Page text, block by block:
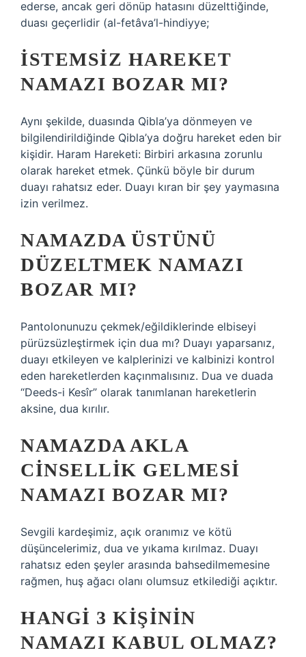
ederse, ancak geri dönüp hatasını düzelttiğinde,
duası geçerlidir (al-fetâva’l-hindiyye;
İSTEMSIZ HAREKET
NAMAZI BOZAR MI?
Aynı şekilde, duasında Qibla’ya dönmeyen ve
bilgilendirildiğinde Qibla’ya doğru hareket eden bir
kişidir. Haram Hareketi: Birbiri arkasına zorunlu
olarak hareket etmek. Çünkü böyle bir durum
duayı rahatsız eder. Duayı kıran bir şey yaymasına
izin verilmez.
NAMAZDA ÜSTÜNÜ
DÜZELTMEK NAMAZI
BOZAR MI?
Pantolonunuzu çekmek/eğildiklerinde elbiseyi
pürüzsüzleştirmek için dua mı? Duayı yaparsanız,
duayı etkileyen ve kalplerinizi ve kalbinizi kontrol
eden hareketlerden kaçınmalısınız. Dua ve duada
“Deeds-i Kesîr” olarak tanımlanan hareketlerin
aksine, dua kırılır.
NAMAZDA AKLA
CINSELLIK GELMESI
NAMAZI BOZAR MI?
Sevgili kardeşimiz, açık oranımız ve kötü
düşüncelerimiz, dua ve yıkama kırılmaz. Duayı
rahatsız eden şeyler arasında bahsedilmemesine
rağmen, huş ağacı olanı olumsuz etkilediği açıktır.
HANGI 3 KIŞININ
NAMAZI KABUL OLMAZ?